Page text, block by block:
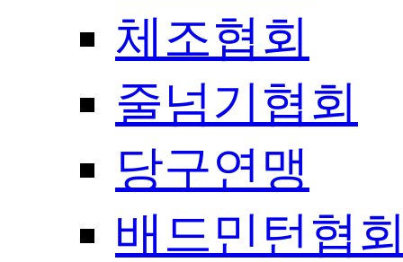
체조협회
줄넘기협회
당구연맹
배드민턴협